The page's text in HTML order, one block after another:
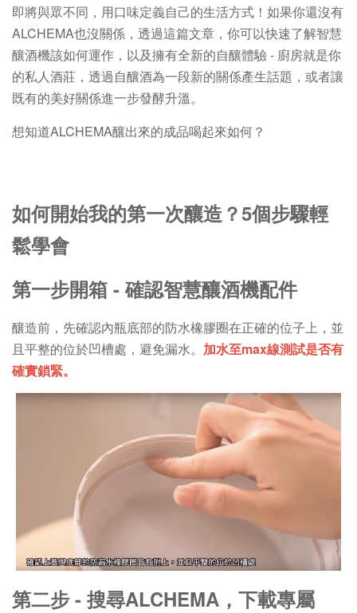
即將與眾不同，用口味定義自己的生活方式！如果你還沒有
ALCHEMA也沒關係，透過這篇文章，你可以快速了解智慧
釀酒機該如何運作，以及擁有全新的自釀體驗 - 廚房就是你
的私人酒莊，透過自釀酒為一段新的關係產生話題，或者讓
既有的美好關係進一步發酵升溫。
想知道ALCHEMA釀出來的成品喝起來如何？
如何開始我的第一次釀造？5個步驟輕
鬆學會
第一步開箱 - 確認智慧釀酒機配件
釀造前，先確認內瓶底部的防水橡膠圈在正確的位子上，並
且平整的位於凹槽處，避免漏水。 加水至max線測試是否有
確實鎖緊。
第二步 - 搜尋ALCHEMA，下載專屬